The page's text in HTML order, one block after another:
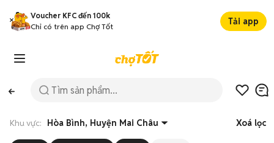
Voucher KFC đến 100k
Chỉ có trên app Chợ Tốt
Tải app
Khu vực: Hòa Bình, Huyện Mai Châu Xoá lọc